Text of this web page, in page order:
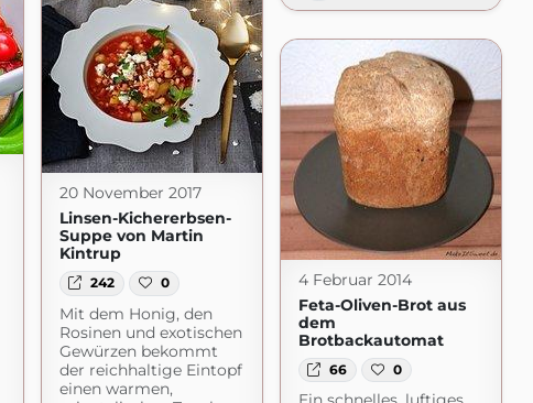
20 November 2017
Linsen-Kichererbsen-
Suppe von Martin
Kintrup
242 0
Mit dem Honig, den
Rosinen und exotischen
Gewürzen bekommt
der reichhaltige Eintopf
einen warmen,
4 Februar 2014
Feta-Oliven-Brot aus
dem
Brotbackautomat
66 0